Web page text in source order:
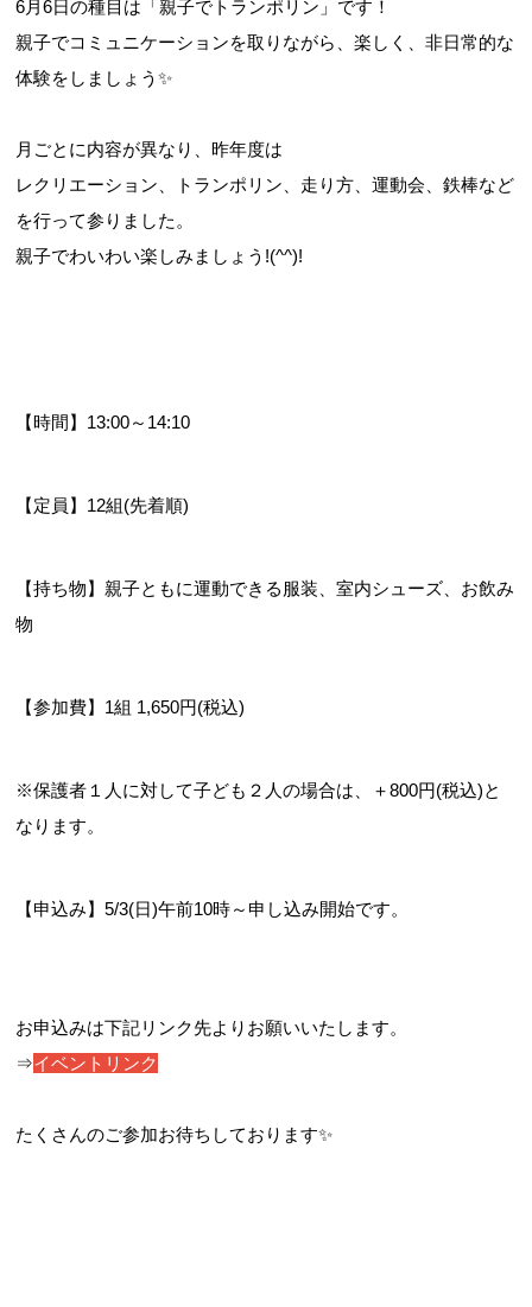
6月6日の種目は「親子でトランポリン」です！
親子でコミュニケーションを取りながら、楽しく、非日常的な
体験をしましょう✨
月ごとに内容が異なり、昨年度は
レクリエーション、トランポリン、走り方、運動会、鉄棒など
を行って参りました。
親子でわいわい楽しみましょう!(^^)!
【時間】13:00～14:10
【定員】12組(先着順)
【持ち物】親子ともに運動できる服装、室内シューズ、お飲み
物
【参加費】1組 1,650円(税込)
※保護者１人に対して子ども２人の場合は、＋800円(税込)と
なります。
【申込み】5/3(日)午前10時～申し込み開始です。
お申込みは下記リンク先よりお願いいたします。
⇒イベントリンク
たくさんのご参加お待ちしております✨